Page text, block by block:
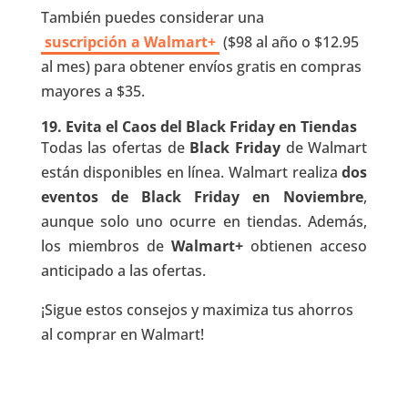
También puedes considerar una
suscripción a Walmart+ ($98 al año o $12.95
al mes) para obtener envíos gratis en compras
mayores a $35.
19. Evita el Caos del Black Friday en Tiendas
Todas las ofertas de Black Fridayde Walmart
están disponibles en línea. Walmart realizados
eventos de Black Friday en Noviembre,
aunque solo uno ocurre en tiendas. Además,
los miembros deWalmart+ obtienen acceso
anticipado a las ofertas.
¡Sigue estos consejos y maximiza tus ahorros
al comprar en Walmart!